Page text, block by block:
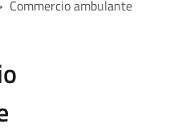
Commercio ambulante